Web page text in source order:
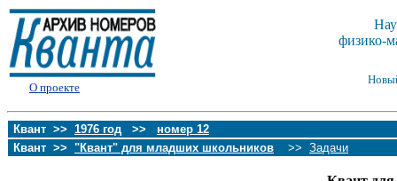
О проекте
физико-
Квант >> 1976 год >> номер 12
Квант >> "Квант" для младших школьников >> Задачи